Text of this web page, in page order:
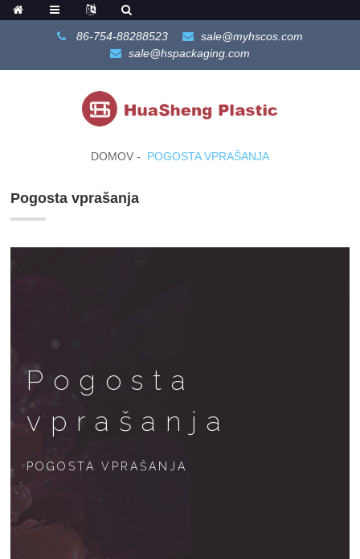
86-754-88288523
sale@myhscos.com
sale@hspackaging.com
DOMOV POGOSTA VPRAŠANJA
Pogosta vprašanja
Pogosta
vprašanja
POGOSTA VPRAŠANJA